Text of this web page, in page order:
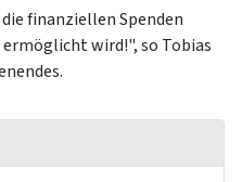
finanziellen Spenden
wird!", so Tobias